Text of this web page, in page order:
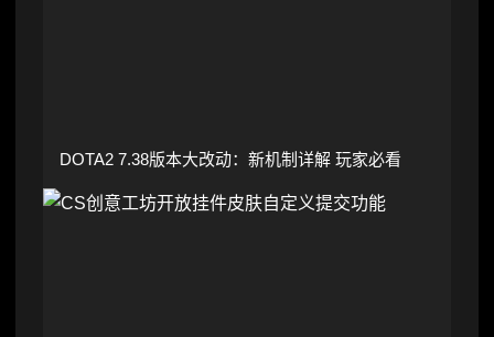
DOTA2 7.38版本大改动：新机制详解 玩家必看